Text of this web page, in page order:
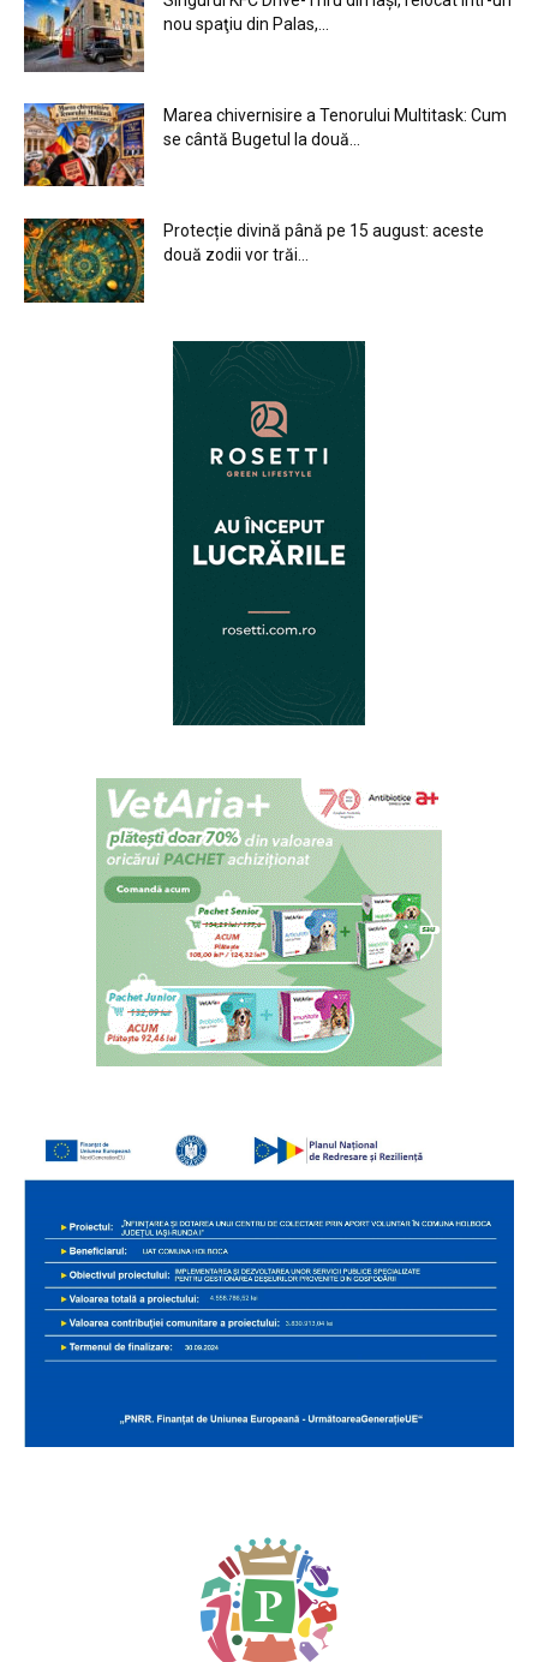
nou spaţiu din Palas,...
Marea chivernisire a Tenorului Multitask: Cum
se cântă Bugetul la două...
Protecție divină până pe 15 august: aceste
două zodii vor trăi...